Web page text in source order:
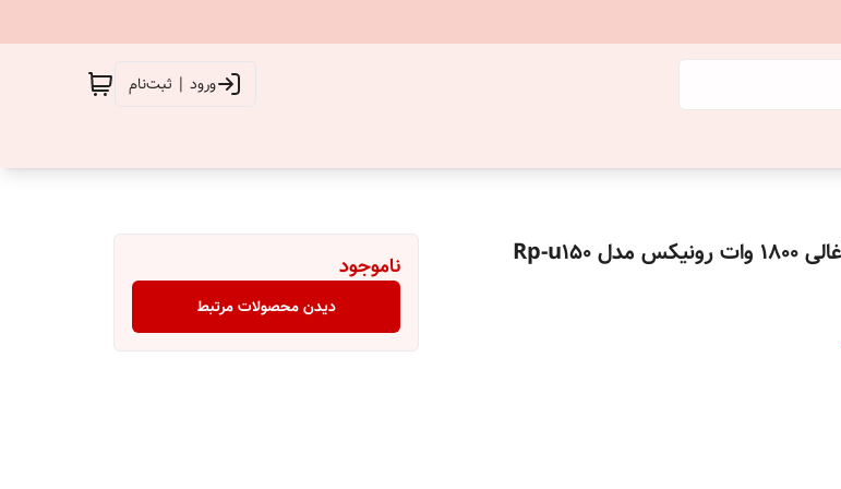
ورود | ثبت‌نام
ناموجود
دیدن محصولات مرتبط